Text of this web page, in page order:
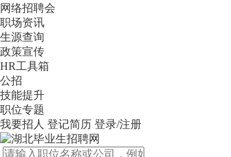
网络招聘会
职场资讯
生源查询
政策宣传
HR工具箱
公招
技能提升
职位专题
我要招人 登记简历 登录/注册